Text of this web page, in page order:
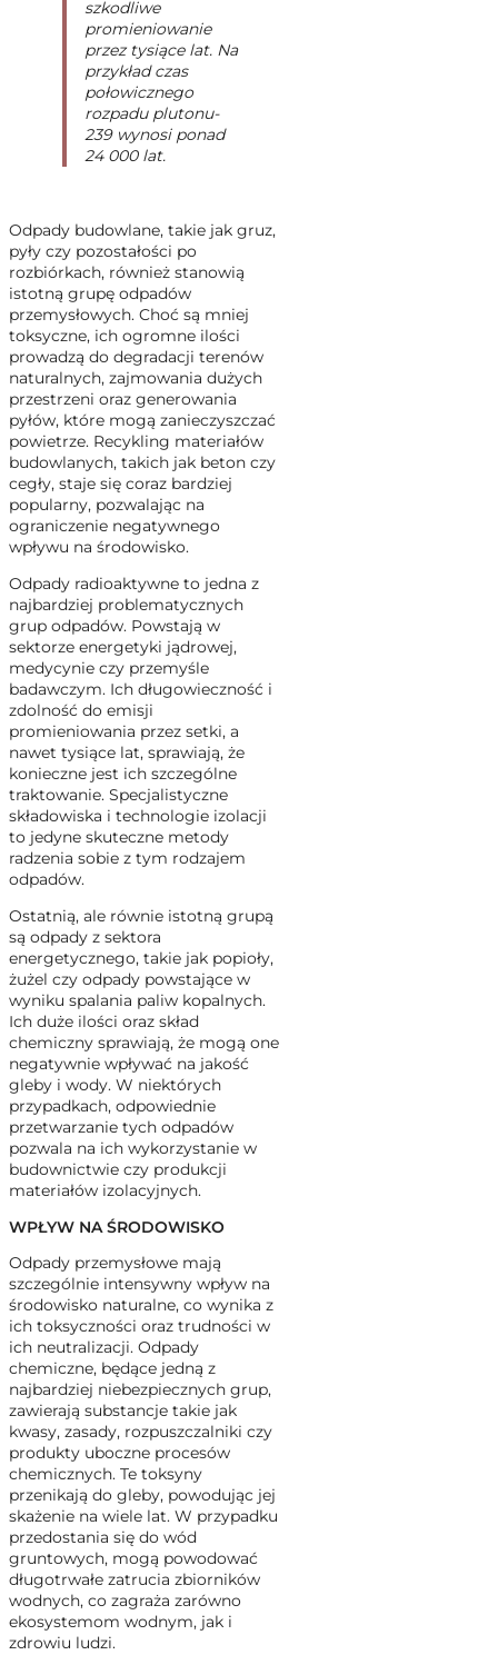
szkodliwe
promieniowanie
przez tysiące lat. Na
przykład czas
połowicznego
rozpadu plutonu-
239 wynosi ponad
24 000 lat.
Odpady budowlane, takie jak gruz,
pyły czy pozostałości po
rozbiórkach, również stanowią
istotną grupę odpadów
przemysłowych. Choć są mniej
toksyczne, ich ogromne ilości
prowadzą do degradacji terenów
naturalnych, zajmowania dużych
przestrzeni oraz generowania
pyłów, które mogą zanieczyszczać
powietrze. Recykling materiałów
budowlanych, takich jak beton czy
cegły, staje się coraz bardziej
popularny, pozwalając na
ograniczenie negatywnego
wpływu na środowisko.
Odpady radioaktywne to jedna z
najbardziej problematycznych
grup odpadów. Powstają w
sektorze energetyki jądrowej,
medycynie czy przemyśle
badawczym. Ich długowieczność i
zdolność do emisji
promieniowania przez setki, a
nawet tysiące lat, sprawiają, że
konieczne jest ich szczególne
traktowanie. Specjalistyczne
składowiska i technologie izolacji
to jedyne skuteczne metody
radzenia sobie z tym rodzajem
odpadów.
Ostatnią, ale równie istotną grupą
są odpady z sektora
energetycznego, takie jak popioły,
żużel czy odpady powstające w
wyniku spalania paliw kopalnych.
Ich duże ilości oraz skład
chemiczny sprawiają, że mogą one
negatywnie wpływać na jakość
gleby i wody. W niektórych
przypadkach, odpowiednie
przetwarzanie tych odpadów
pozwala na ich wykorzystanie w
budownictwie czy produkcji
materiałów izolacyjnych.
WPŁYW NA ŚRODOWISKO
Odpady przemysłowe mają
szczególnie intensywny wpływ na
środowisko naturalne, co wynika z
ich toksyczności oraz trudności w
ich neutralizacji. Odpady
chemiczne, będące jedną z
najbardziej niebezpiecznych grup,
zawierają substancje takie jak
kwasy, zasady, rozpuszczalniki czy
produkty uboczne procesów
chemicznych. Te toksyny
przenikają do gleby, powodując jej
skażenie na wiele lat. W przypadku
przedostania się do wód
gruntowych, mogą powodować
długotrwałe zatrucia zbiorników
wodnych, co zagraża zarówno
ekosystemom wodnym, jak i
zdrowiu ludzi.